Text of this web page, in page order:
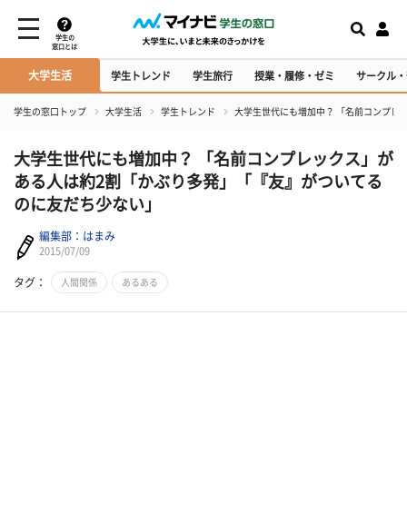
学生の
窓口とは
大学生活 学生トレンド 学生旅行 授業・履修・ゼミ サークル
学生の窓口トップ 大学生活 学生トレンド 大学生世代にも増加中？ 「名前コンプレ
大学生世代にも増加中？ 「名前コンプレックス」が
ある人は約2割「かぶり多発」「『友』がついてる
のに友だち少ない」
編集部：はまみ
2015/07/09
タグ： 人間関係 あるある